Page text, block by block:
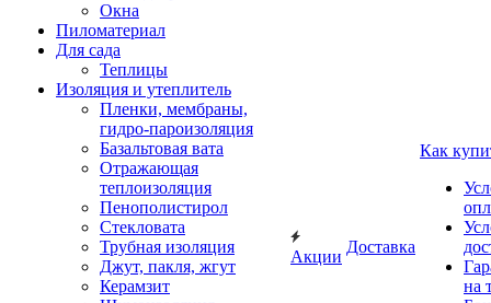
Окна
Пиломатериал
Для сада
Теплицы
Изоляция и утеплитель
Пленки, мембраны,
гидро-пароизоляция
Базальтовая вата
Отражающая
теплоизоляция
Пенополистирол
Стекловата
Трубная изоляция
Джут, пакля, жгут
Керамзит
Акции
Доставка
Как
на